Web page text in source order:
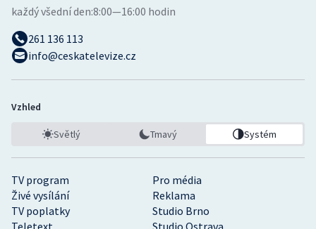
TV program
Pro média
Živé vysílání
Reklama
TV poplatky
Studio Brno
Teletext
Studio Ostrava
každý všední den:8:00—16:00 hodin
261 136 113
info@ceskatelevize.cz
Vzhled
Světlý Tmavý Systém